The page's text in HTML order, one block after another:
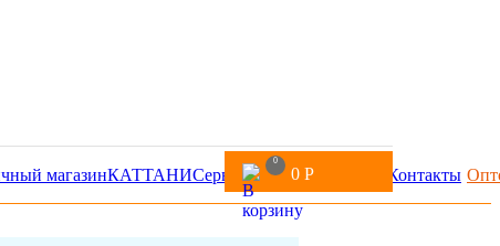
0
0 Р
магазинКАТТАНИСервисДоставка и оплата Контакты